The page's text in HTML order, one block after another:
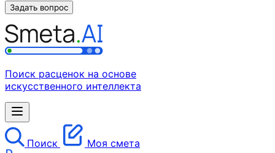
Задать вопрос
Поиск расценок на основе
искусственного интеллекта
Поиск Моя смета